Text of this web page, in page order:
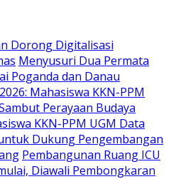
Dorong Digitalisasi
Menyusuri Dua Permata
Poganda dan Danau
Mahasiswa KKN-PPM
Perayaan Budaya
KKN-PPM UGM Data
Dukung Pengembangan
Pembangunan Ruang ICU
Diawali Pembongkaran